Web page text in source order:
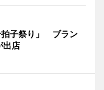
拍子祭り」 ブラン
出店